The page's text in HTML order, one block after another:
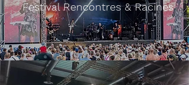
Festival Rencontres & Racines